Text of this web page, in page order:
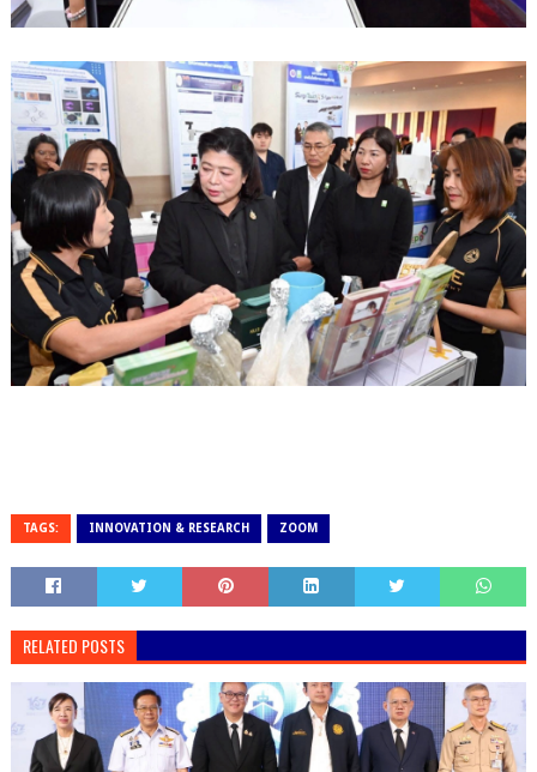
TAGS: INNOVATION & RESEARCH ZOOM
RELATED POSTS